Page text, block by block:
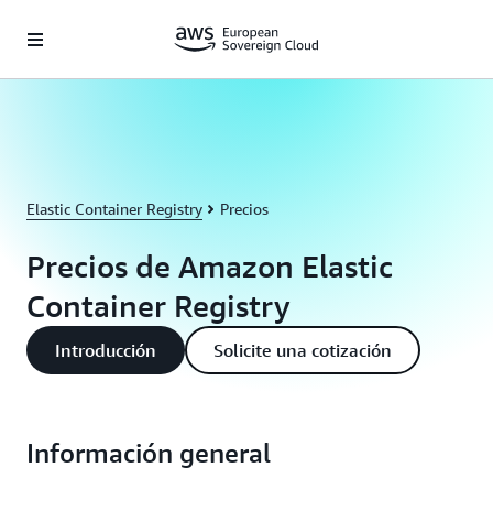
Elastic Container Registry Precios
Precios de Amazon Elastic
Container Registry
Introducción Solicite una cotización
Información general